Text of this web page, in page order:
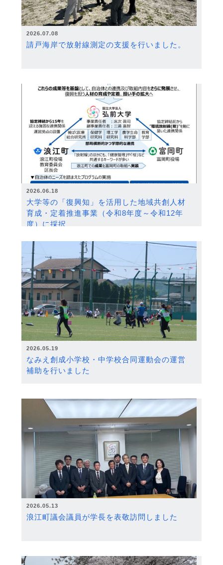
2026.07.08
請戸海岸で放射線測定の支援を行いました。
2026.06.18
大学等の「復興知」を活用した地域共創人材
育成・定着推進事業（令和8年度～令和12年
度）に採択
2026.05.19
なみえ創成小学校・中学校合同運動会の運営
補助を行いました
2026.05.13
浪江町議会議員が学長を表敬訪問しました